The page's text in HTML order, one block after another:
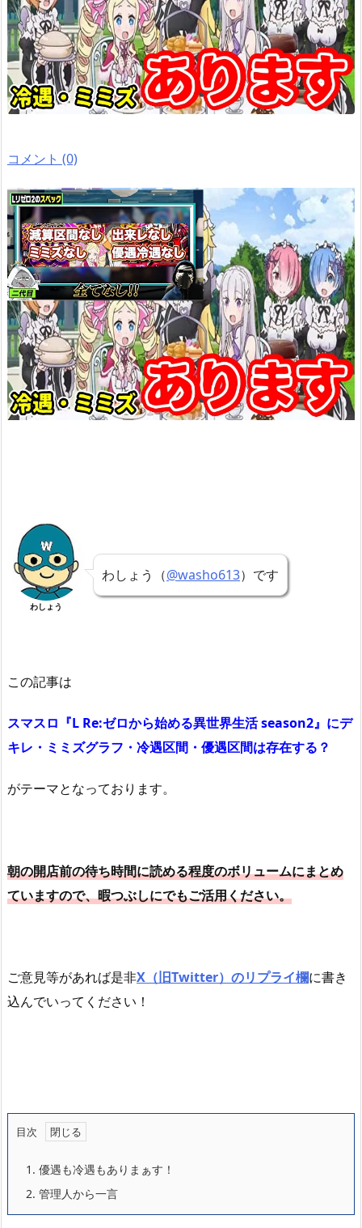
コメント (0)
わしょう
わしょう（@washo613）です
この記事は
スマスロ『L Re:ゼロから始める異世界生活 season2』にデ
キレ・ミミズグラフ・冷遇区間・優遇区間は存在する？
がテーマとなっております。
朝の開店前の待ち時間に読める程度のボリュームにまとめ
ていますので、暇つぶしにでもご活用ください。
ご意見等があれば是非X（旧Twitter）のリプライ欄に書き
込んでいってください！
目次
1. 優遇も冷遇もありまぁす！
2. 管理人から一言